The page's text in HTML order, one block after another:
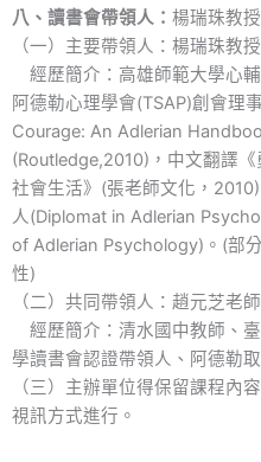
八、讀書會帶領人： 楊瑞珠教
（一）主要帶領人：楊瑞珠教授
經歷簡介：高雄師範大學心
阿德勒心理學會(TSAP)創會理
Courage: An Adlerian
(Routledge,2010)，中文翻譯
社會生活》(張老師文化，
人(Diplomat in Adlerian
of Adlerian Psychology)。(部
性)
（二）共同帶領人：趙元芝老
經歷簡介：清水國中教師、
學讀書會認證帶領人、阿德勒
（三）主辦單位得保留課程內
視訊方式進行。